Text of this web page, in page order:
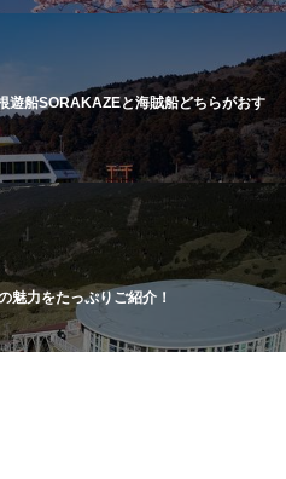
遊船SORAKAZEと海賊船どちらがおす
魅力をたっぷりご紹介！